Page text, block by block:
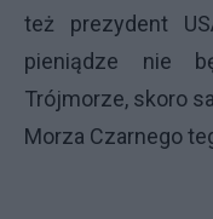
też prezydent
pieniądze nie
Trójmorze, skoro
Morza Czarnego